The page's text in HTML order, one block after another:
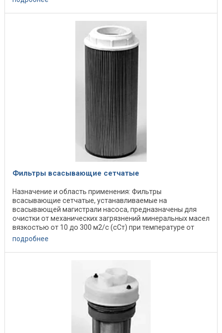
Фильтры всасывающие сетчатые
Назначение и область применения: Фильтры
всасывающие сетчатые, устанавливаемые на
всасывающей магистрали насоса, предназначены для
очистки от механических загрязнений минеральных масел
вязкостью от 10 до 300 м2/с (сСт) при температуре от
+10°С до ...
подробнее